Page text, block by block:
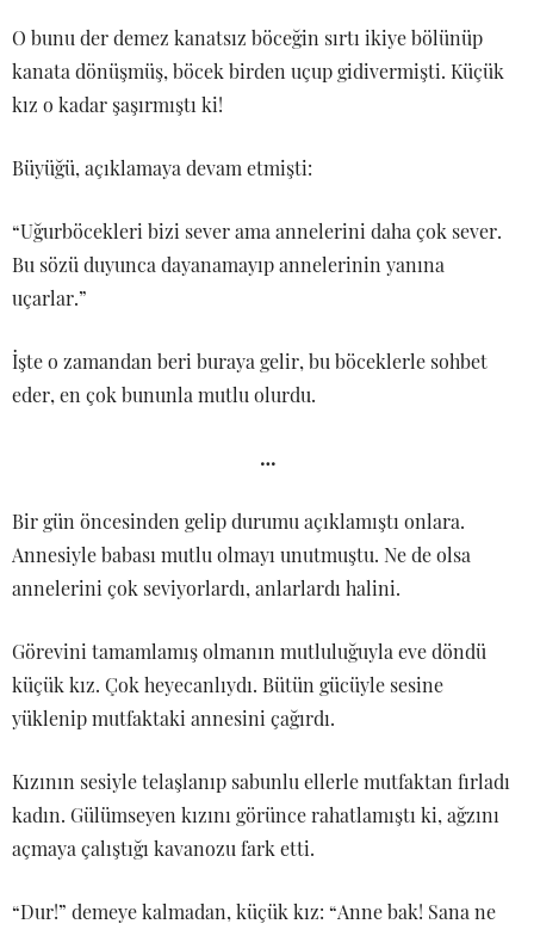
O bunu der demez kanatsız böceğin sırtı ikiye bölünüp
kanata dönüşmüş, böcek birden uçup gidivermişti. Küçük
kız o kadar şaşırmıştı ki!
Büyüğü, açıklamaya devam etmişti:
“Uğurböcekleri bizi sever ama annelerini daha çok sever.
Bu sözü duyunca dayanamayıp annelerinin yanına
uçarlar.”
İşte o zamandan beri buraya gelir, bu böceklerle sohbet
eder, en çok bununla mutlu olurdu.
…
Bir gün öncesinden gelip durumu açıklamıştı onlara.
Annesiyle babası mutlu olmayı unutmuştu. Ne de olsa
annelerini çok seviyorlardı, anlarlardı halini.
Görevini tamamlamış olmanın mutluluğuyla eve döndü
küçük kız. Çok heyecanlıydı. Bütün gücüyle sesine
yüklenip mutfaktaki annesini çağırdı.
Kızının sesiyle telaşlanıp sabunlu ellerle mutfaktan fırladı
kadın. Gülümseyen kızını görünce rahatlamıştı ki, ağzını
açmaya çalıştığı kavanozu fark etti.
“Dur!” demeye kalmadan, küçük kız: “Anne bak! Sana ne